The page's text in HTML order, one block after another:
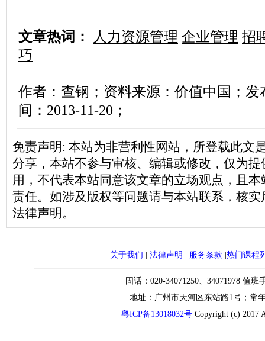
文章热词： 人力资源管理 企业管理 招
巧
作者：查钢；资料来源：价值中国；发
间：2013-11-20；
免责声明: 本站为非营利性网站，所登载此文
分享，本站不参与审核、编辑或修改，仅为
用，不代表本站同意该文章的立场观点，且
责任。如涉及版权等问题请与本站联系，核
法律声明。
关于我们 法律声明 服务条款 热门课程
固话：020-34071250、34071978 值
地址：广州市天河区东站路1号；常
粤ICP备13018032号Copyright (c) 2017